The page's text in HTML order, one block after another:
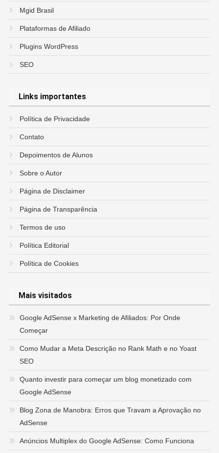
Mgid Brasil
Plataformas de Afiliado
Plugins WordPress
SEO
Links importantes
Política de Privacidade
Contato
Depoimentos de Alunos
Sobre o Autor
Página de Disclaimer
Página de Transparência
Termos de uso
Política Editorial
Política de Cookies
Mais visitados
Google AdSense x Marketing de Afiliados: Por Onde
Começar
Como Mudar a Meta Descrição no Rank Math e no Yoast
SEO
Quanto investir para começar um blog monetizado com
Google AdSense
Blog Zona de Manobra: Erros que Travam a Aprovação no
AdSense
Anúncios Multiplex do Google AdSense: Como Funciona